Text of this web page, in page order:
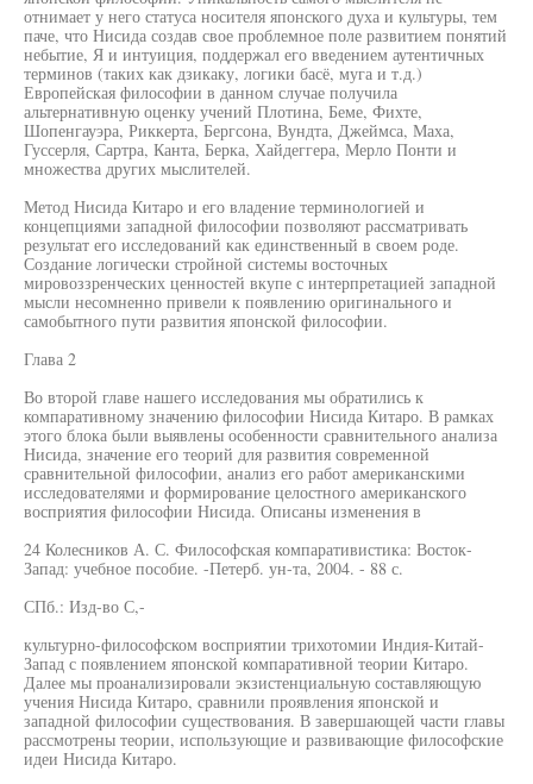
отнимает у него статуса носителя японского духа и культуры, тем
паче, что Нисида создав свое проблемное поле развитием понятий
небытие, Я и интуиция, поддержал его введением аутентичных
терминов (таких как дзикаку, логики басё, муга и т.д.)
Европейская философии в данном случае получила
альтернативную оценку учений Плотина, Беме, Фихте,
Шопенгауэра, Риккерта, Бергсона, Вундта, Джеймса, Маха,
Гуссерля, Сартра, Канта, Берка, Хайдеггера, Мерло Понти и
множества других мыслителей.
Метод Нисида Китаро и его владение терминологией и
концепциями западной философии позволяют рассматривать
результат его исследований как единственный в своем роде.
Создание логически стройной системы восточных
мировоззренческих ценностей вкупе с интерпретацией западной
мысли несомненно привели к появлению оригинального и
самобытного пути развития японской философии.
Глава 2
Во второй главе нашего исследования мы обратились к
компаративному значению философии Нисида Китаро. В рамках
этого блока были выявлены особенности сравнительного анализа
Нисида, значение его теорий для развития современной
сравнительной философии, анализ его работ американскими
исследователями и формирование целостного американского
восприятия философии Нисида. Описаны изменения в
24 Колесников А. С. Философская компаративистика: Восток-
Запад: учебное пособие. -Петерб. ун-та, 2004. - 88 с.
СПб.: Изд-во С,-
культурно-философском восприятии трихотомии Индия-Китай-
Запад с появлением японской компаративной теории Китаро.
Далее мы проанализировали экзистенциальную составляющую
учения Нисида Китаро, сравнили проявления японской и
западной философии существования. В завершающей части главы
рассмотрены теории, использующие и развивающие философские
идеи Нисида Китаро.